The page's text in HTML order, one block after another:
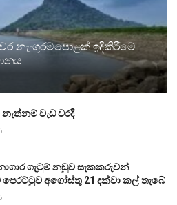
නැංගුරම්පොළක් ඉදිකිරීමේ
වැඩ වරදී
ගැටුම් නඩුව සැකකරුවන්
පෙරට්ටුව අගෝස්තු 21 දක්වා කල් තැබේ